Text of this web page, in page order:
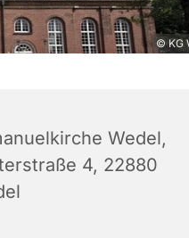
© KG
Wedel,
4, 22880